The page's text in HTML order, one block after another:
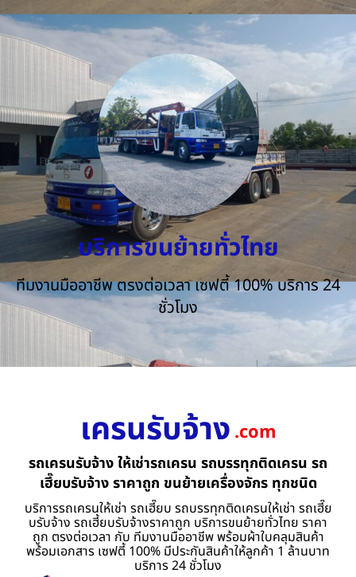
บริการขนย้ายทั่วไทย
ทีมงานมืออาชีพ ตรงต่อเวลา เซฟตี้ 100% บริการ 24
ชั่วโมง
เครนรับจ้าง .com
รถเครนรับจ้าง ให้เช่ารถเครน รถบรรทุกติดเครน รถ
เฮี๊ยบรับจ้าง ราคาถูก ขนย้ายเครื่องจักร ทุกชนิด
บริการรถเครนให้เช่า รถเฮี๊ยบ รถบรรทุกติดเครนให้เช่า รถเฮี๊ย
บรับจ้าง รถเฮี้ยบรับจ้างราคาถูก บริการขนย้ายทั่วไทย ราคา
ถูก ตรงต่อเวลา กับ ทีมงานมืออาชีพ พร้อมผ้าใบคลุมสินค้า
พร้อมเอกสาร เซฟตี้ 100% มีประกันสินค้าให้ลูกค้า 1 ล้านบาท
บริการ 24 ชั่วโมง